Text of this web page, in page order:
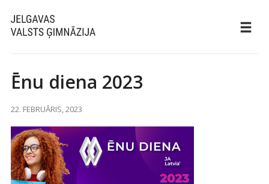
Ēnu diena 2023
22. FEBRUĀRIS, 2023